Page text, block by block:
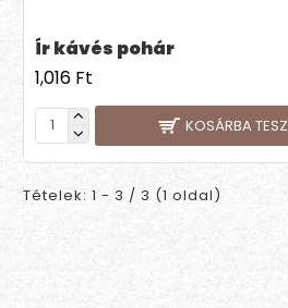
Ír kávés pohár
1,016 Ft
KOSÁRBA TESZ
Tételek: 1 - 3 / 3 (1 oldal)